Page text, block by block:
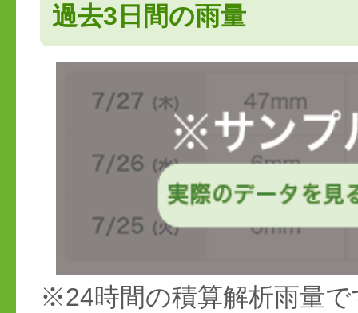
過去3日間の雨量
※24時間の積算解析雨量で